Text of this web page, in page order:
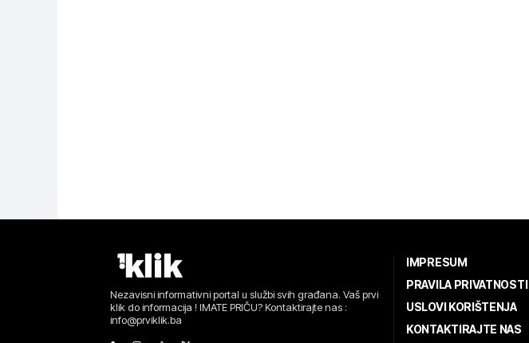
Nezavisni informativni portal u službi svih građana. Vaš prvi
klik do informacija ! IMATE PRIČU? Kontaktirajte nas :
info@prviklik.ba
IMPRESUM
PRAVILA PRIVATNOSTI
USLOVI KORIŠTENJA
KONTAKTIRAJTE NAS